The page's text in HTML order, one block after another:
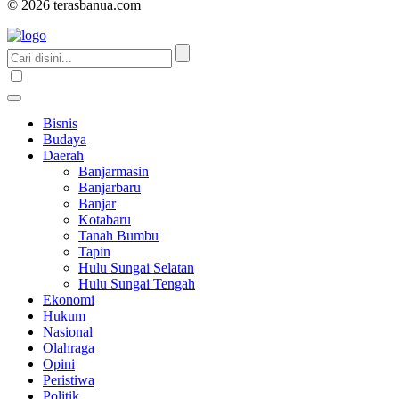
© 2026 terasbanua.com
Bisnis
Budaya
Daerah
Banjarmasin
Banjarbaru
Banjar
Kotabaru
Tanah Bumbu
Tapin
Hulu Sungai Selatan
Hulu Sungai Tengah
Ekonomi
Hukum
Nasional
Olahraga
Opini
Peristiwa
Politik